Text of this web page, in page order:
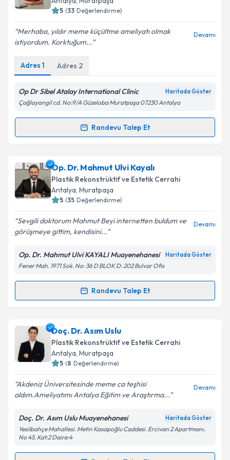
Kişisel verilerimin işlenmesine ilişkin
Metni'ni okudum ve kişisel verilerimin belirtilen
kapsamda işlenmesini kabul ediyorum.
Takvim Talebini Gönder
5 (33 Değerlendirme)
Merhaba, yıldır meme küçültme ameliyatı olmak
istiyordum. Korktuğum...
Devamı
Adres 1 Adres 2
Op Dr Sibel Atalay International Clinic Haritada Göster
Çağlayangil cd. No:9/A Güzeloba Muratpaşa 07230 Antalya
Randevu Talep Et
Randevu Takvimi Talebi
Op. Dr. Sibel Atalayiçin randevu takvimi talebi
oluşturun. Size bu uzmandan randevu almanız için bir
takvim hazırlandığında e-posta ile bilgilendireceğiz.
Kişisel verilerimin işlenmesine ilişkin Aydınlatma
Metni'ni okudum ve kişisel verilerimin belirtilen
kapsamda işlenmesini kabul ediyorum.
Op. Dr. Mahmut Ulvi Kayalı
Plastik Rekonstrüktif ve Estetik Cerrahi
Antalya, Muratpaşa
5 (35 Değerlendirme)
Sevgili doktorum Mahmut Beyi internetten buldum ve
görüşmeye gittim, kendisini...
Devamı
Op. Dr. Mahmut Ulvi KAYALI Muayenehanesi Haritada Göster
Fener Mah. 1971 Sok. No: 36 D BLOK D: 202 Bulvar Ofis
Randevu Talep Et
Randevu Takvimi Talebi
Op. Dr. Mahmut Ulvi Kayalı
talebi oluşturun. Size bu uzmandan randevu almanız
için bir takvim hazırlandığında e-posta ile
bilgilendireceğiz.
E-posta Adresiniz
Kişisel verilerimin işlenmesine ilişkinAydınlatma
Metni'ni okudum ve kişisel verilerimin belirtilen
kapsamda işlenmesini kabul ediyorum.
Doç. Dr. Asım Uslu
Plastik Rekonstrüktif ve Estetik Cerrahi
Antalya, Muratpaşa
5 (8 Değerlendirme)
Akdeniz Üniversitesinde meme ca teşhisi
aldım.Ameliyatımı Antalya Eğitim ve Araştırma...
Devamı
Doç. Dr. Asım Uslu Muayenehanesi Haritada Göster
Yesilbahçe Mahallesi. Metin Kasapoğlu Caddesi. Ercivan 2 Apartmanı.
No 45. Kat:2 Daire:4